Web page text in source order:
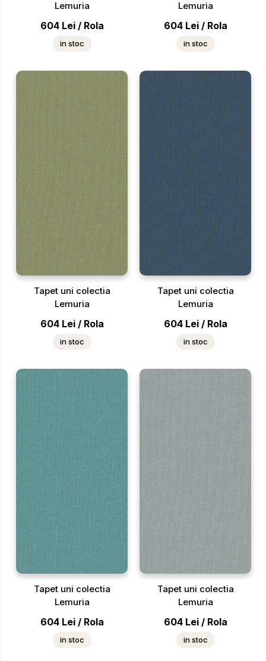
Lemuria
604 Lei / Rola
in stoc
Lemuria
604 Lei / Rola
in stoc
Tapet uni colectia
Lemuria
604 Lei / Rola
in stoc
Tapet uni colectia
Lemuria
604 Lei / Rola
in stoc
Tapet uni colectia
Lemuria
604 Lei / Rola
in stoc
Tapet uni colectia
Lemuria
604 Lei / Rola
in stoc